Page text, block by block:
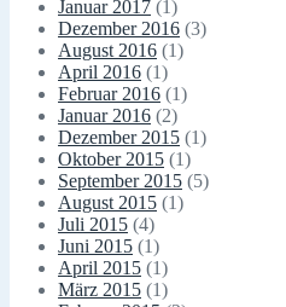
Januar 2017 (1)
Dezember 2016 (3)
August 2016 (1)
April 2016 (1)
Februar 2016 (1)
Januar 2016 (2)
Dezember 2015 (1)
Oktober 2015 (1)
September 2015 (5)
August 2015 (1)
Juli 2015 (4)
Juni 2015 (1)
April 2015 (1)
März 2015 (1)